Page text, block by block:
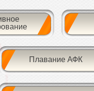
Плавание АФК